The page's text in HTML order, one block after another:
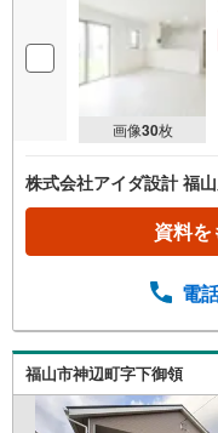
画像30枚
株式会社アイダ設計 福
資料を
電
福山市神辺町字下御領